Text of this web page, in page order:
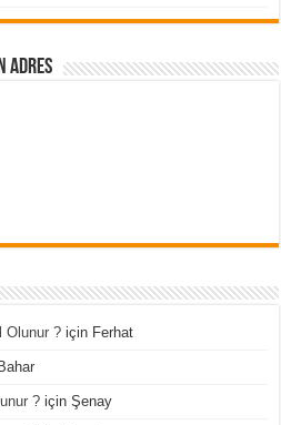
adres
Olunur ? için Ferhat
Bahar
? içinŞenay